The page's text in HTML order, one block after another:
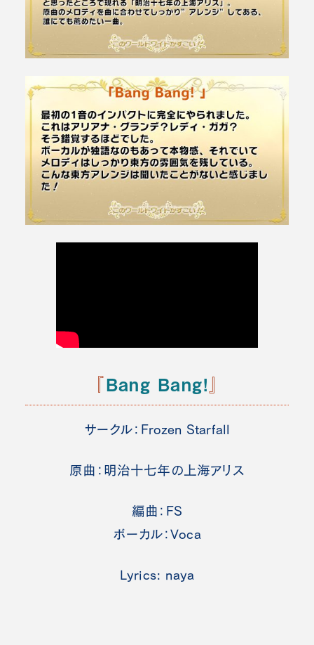
『Bang Bang! 』
サークル：Frozen Starfall
原曲：明治十七年の上海アリス
編曲：FS
ボーカル：Voca
Lyrics: naya